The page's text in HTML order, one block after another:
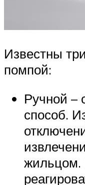
Известны
помпой:
Ручной –
способ.
жильцом.